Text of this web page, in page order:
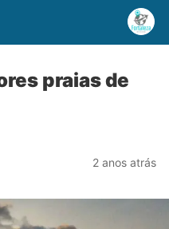
praias de
2 anos atrás